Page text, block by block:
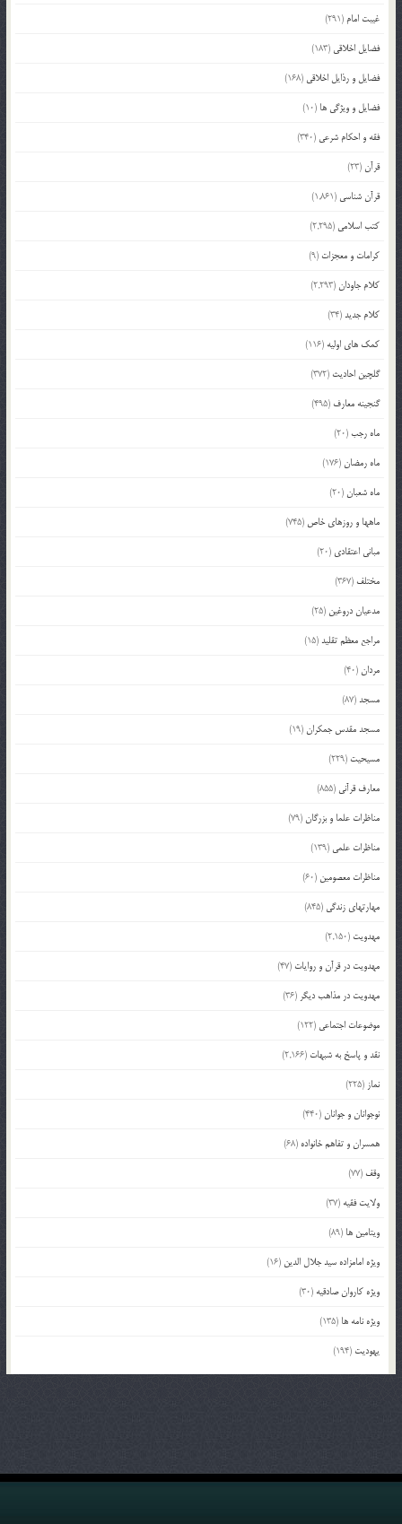
غیبت امام (291)
فضایل اخلاقی (183)
فضایل و رذایل اخلاقی (168)
فضایل و ویژگی ها (10)
فقه و احکام شرعی (340)
قرآن(23)
قرآن شناسی (1,861)
کتب اسلامی (2,295)
کرامات و معجزات (9)
کلام جاودان(2,293)
کلام جدید(34)
کمک های اولیه (116)
گلچین احادیث (372)
گنجینه معارف (495)
ماه رجب(20)
ماه رمضان(176)
ماه شعبان(20)
ماهها و روزهای خاص (745)
مبانی اعتقادی (20)
مختلف (367)
مدعیان دروغین (25)
مراجع معظم تقلید(15)
مردان(40)
مسجد(87)
مسجد مقدس جمکران(19)
مسیحیت (229)
معارف قرآنی (855)
مناظرات علما و بزرگان(79)
مناظرات علمی (139)
مناظرات معصومین (60)
مهارتهای زندگی (845)
مهدویت (2,150)
مهدویت در قرآن و روایات (47)
مهدویت در مذاهب دیگر (36)
موضوعات اجتماعی (122)
نقد و پاسخ به شبهات (2,166)
نماز (225)
نوجوانان و جوانان(440)
همسران و تفاهم خانواده (68)
وقف (77)
ولایت فقیه (37)
ویتامین ها (89)
ویژه امامزاده سید جلال الدین (16)
ویژه کاروان صادقیه (30)
ویژه نامه ها (135)
یهودیت (194)